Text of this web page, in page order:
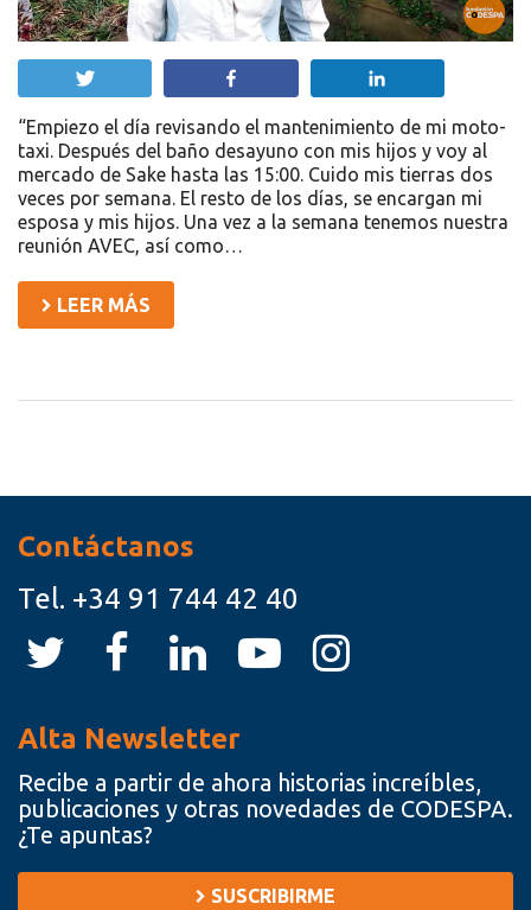
“Empiezo el día revisando el mantenimiento de mi moto-
taxi. Después del baño desayuno con mis hijos y voy al
mercado de Sake hasta las 15:00. Cuido mis tierras dos
veces por semana. El resto de los días, se encargan mi
esposa y mis hijos. Una vez a la semana tenemos nuestra
reunión AVEC, así como…
LEER MÁS
Contáctanos
Tel. +34 91 744 42 40
Alta Newsletter
Recibe a partir de ahora historias increíbles,
publicaciones y otras novedades de CODESPA.
¿Te apuntas?
SUSCRIBIRME